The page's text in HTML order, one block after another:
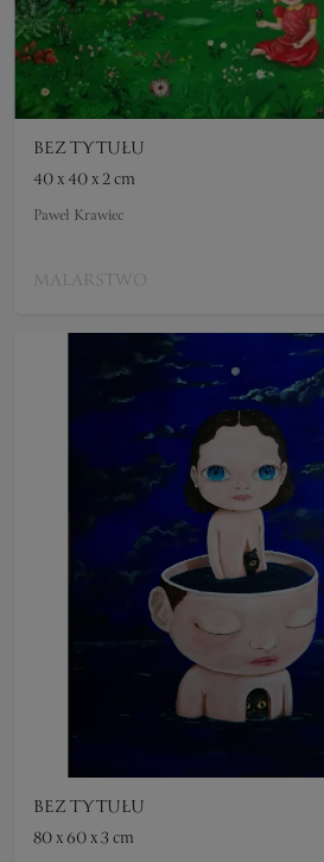
BEZ TYTUŁU
40 x 40 x 2 cm
Paweł Krawiec
MALARSTWO
BEZ TYTUŁU
80 x 60 x 3 cm